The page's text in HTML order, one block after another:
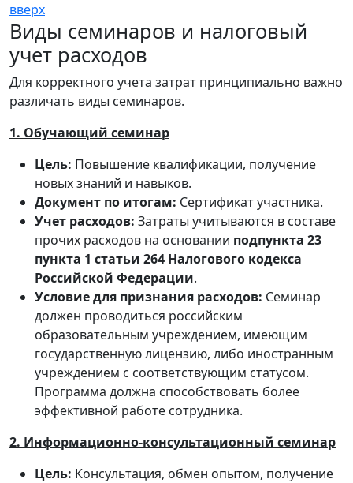
вверх
Виды семинаров и налоговый
учет расходов
Для корректного учета затрат принципиально важно
различать виды семинаров.
1. Обучающий семинар
Цель: Повышение квалификации, получение
новых знаний и навыков.
Документ по итогам: Сертификат участника.
Учет расходов: Затраты учитываются в составе
прочих расходов на основании подпункта 23
пункта 1 статьи 264 Налогового кодекса
Российской Федерации.
Условие для признания расходов: Семинар
должен проводиться российским
образовательным учреждением, имеющим
государственную лицензию, либо иностранным
учреждением с соответствующим статусом.
Программа должна способствовать более
эффективной работе сотрудника.
2. Информационно-консультационный семинар
Цель: Консультация, обмен опытом, получение